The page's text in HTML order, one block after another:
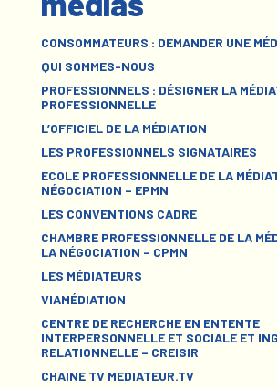
CONSOMMATEURS : DEMANDER UNE
QUI SOMMES-NOUS
PROFESSIONNELS : DÉSIGNER LA
PROFESSIONNELLE
L’OFFICIEL DE LA MÉDIATION
LES PROFESSIONNELS SIGNATAIRES
ECOLE PROFESSIONNELLE DE LA
NÉGOCIATION – EPMN
LES CONVENTIONS CADRE
CHAMBRE PROFESSIONNELLE DE LA
LA NÉGOCIATION – CPMN
LES MÉDIATEURS
VIAMÉDIATION
CENTRE DE RECHERCHE EN ENTENTE
INTERPERSONNELLE ET SOCIALE ET
RELATIONNELLE – CREISIR
CHAINE TV MEDIATEUR.TV